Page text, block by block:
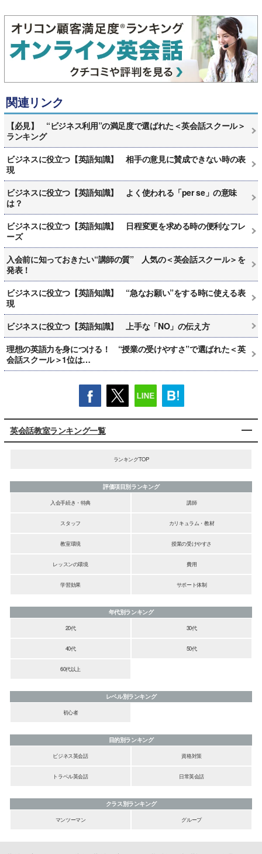
関連リンク
【必見】 “ビジネス利用”の満足度で選ばれた＜英会話スクール＞
ランキング
ビジネスに役立つ【英語知識】 相手の意見に賛成できない時の表
現
ビジネスに役立つ【英語知識】 よく使われる「per se」の意味
は？
ビジネスに役立つ【英語知識】 日程変更を求める時の便利なフレ
ーズ
入会前に知っておきたい“講師の質” 人気の＜英会話スクール＞を
発表！
ビジネスに役立つ【英語知識】 “急なお願い”をする時に使える表
現
ビジネスに役立つ【英語知識】 上手な「NO」の伝え方
理想の英語力を身につける！ “授業の受けやすさ”で選ばれた＜英
会話スクール＞1位は…
英会話教室ランキング一覧
ランキングTOP
評価項目別ランキング
入会手続き・特典
講師
スタッフ カリキュラム・教材
教室環境 授業の受けやすさ
レッスンの環境 費用
学習効果 サポート体制
年代別ランキング
20代
30代
40代 50代
60代以上
レベル別ランキング
初心者
目的別ランキング
ビジネス英会話
資格対策
トラベル英会話 日常英会話
クラス別ランキング
マンツーマン
グループ